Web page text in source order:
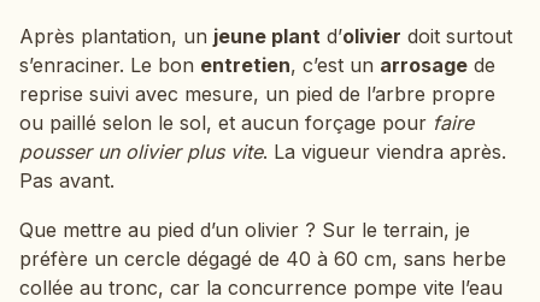
Après plantation, un jeune plant d’olivier doit surtout
s’enraciner. Le bon entretien, c’est un arrosage de
reprise suivi avec mesure, un pied de l’arbre propre
ou paillé selon le sol, et aucun forçage pour faire
pousser un olivier plus vite. La vigueur viendra après.
Pas avant.
Que mettre au pied d’un olivier ? Sur le terrain, je
préfère un cercle dégagé de 40 à 60 cm, sans herbe
collée au tronc, car la concurrence pompe vite l’eau